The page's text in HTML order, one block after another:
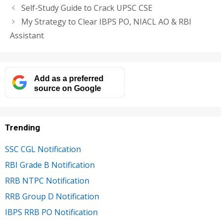
Self-Study Guide to Crack UPSC CSE
My Strategy to Clear IBPS PO, NIACL AO & RBI
Assistant
Add as a preferred
source on Google
Trending
SSC CGL Notification
RBI Grade B Notification
RRB NTPC Notification
RRB Group D Notification
IBPS RRB PO Notification